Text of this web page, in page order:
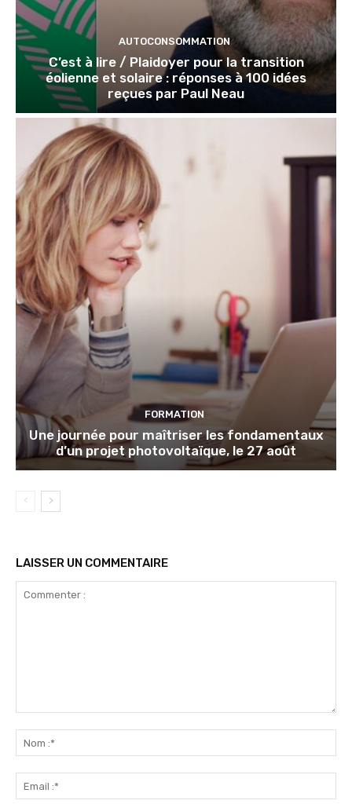
AUTOCONSOMMATION
C’est à lire / Plaidoyer pour la transition
éolienne et solaire : réponses à 100 idées
reçues par Paul Neau
FORMATION
Une journée pour maîtriser les fondamentaux
d’un projet photovoltaïque, le 27 août
LAISSER UN COMMENTAIRE
:*
:*